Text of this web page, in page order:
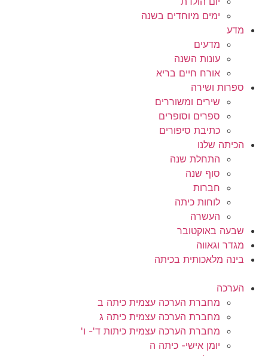
ימים מיוחדים בשנה
מדע
מדעים
עונות השנה
אורח חיים בריא
ספרות ושירה
שירים ומשוררים
ספרים וסופרים
כתיבת סיפורים
הכיתה שלנו
התחלת שנה
סוף שנה
חברות
לוחות כיתה
העשרה
שבעה באוקטובר
מגדר וגאווה
בינה מלאכותית בכיתה
הערכה
מחברת הערכה עצמית כיתה ב
מחברת הערכה עצמית כיתה ג
מחברת הערכה עצמית כיתות ד'- ו'
יומן אישי- כיתה ה